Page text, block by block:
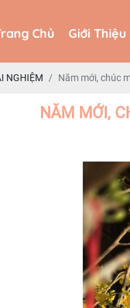
Chủ Giới Thiệu
Chủ Giới Thiệu
NGHIỆM Năm mới, chúc
NĂM MỚI,